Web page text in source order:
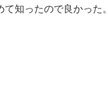
知ったので良かった。